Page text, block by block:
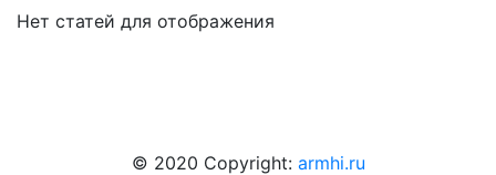
Нет статей для отображения
© 2020 Copyright: armhi.ru